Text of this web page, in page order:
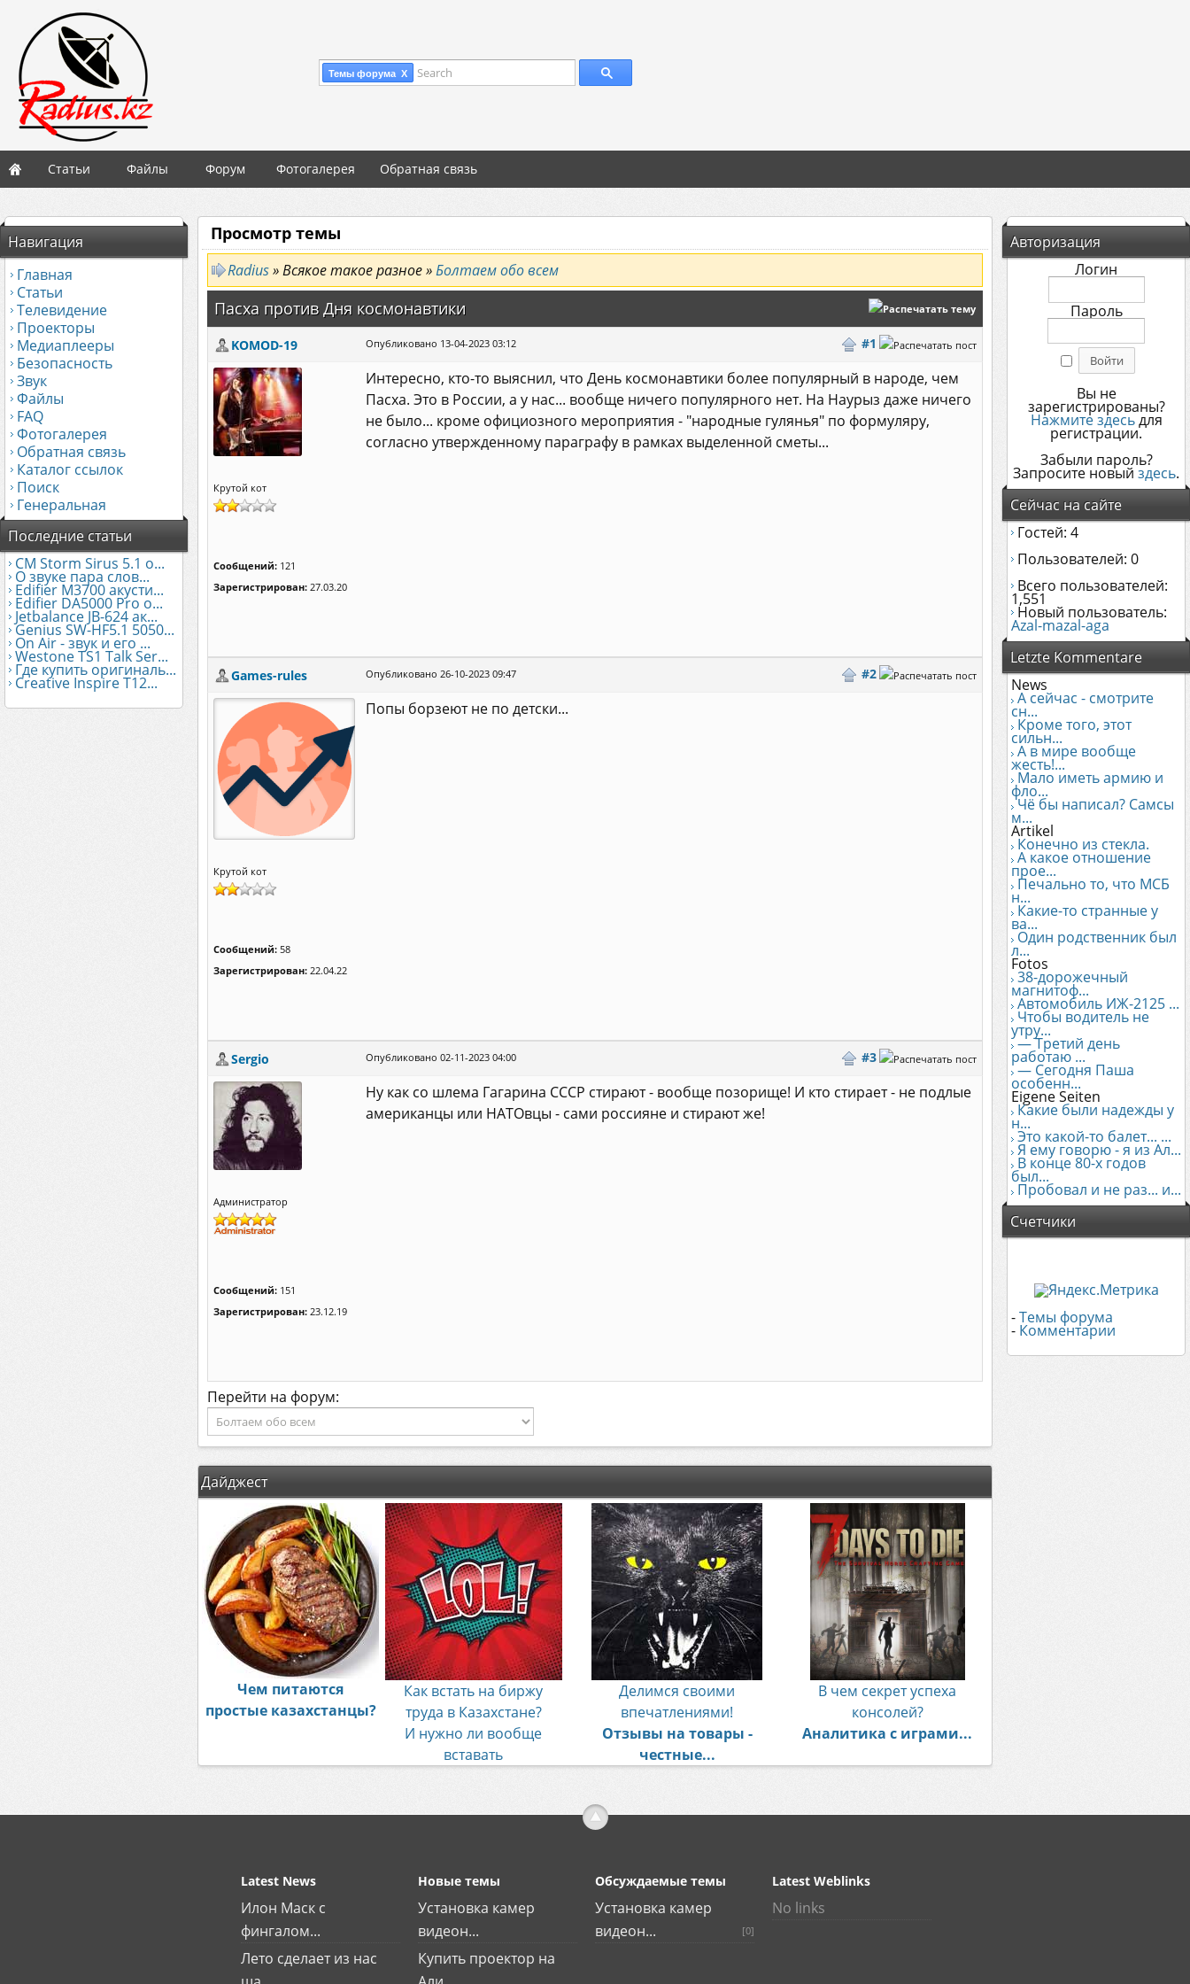
Темы форума X Search
Статьи Файлы Форум Фотогалерея Обратная связь
Навигация
Главная
Статьи
Телевидение
Проекторы
Медиаплееры
Безопасность
Звук
Файлы
FAQ
Фотогалерея
Обратная связь
Каталог ссылок
Поиск
Генеральная
Последние статьи
CM Storm Sirus 5.1 о...
О звуке пара слов...
Edifier М3700 акусти...
Edifier DA5000 Pro о...
Jetbalance JB-624 ак...
Genius SW-HF5.1 5050...
On Air - звук и его ...
Westone TS1 Talk Ser...
Где купить оригиналь...
Creative Inspire T12...
Авторизация
Логин
Пароль
Вы не
зарегистрированы?
Нажмите здесьдля
регистрации.
Забыли пароль?
Запросите новый здесь.
Сейчас на сайте
Гостей: 4
Пользователей: 0
Всего пользователей:
1,551
Новый пользователь:
Azal-mazal-aga
Letzte Kommentare
News
А сейчас - смотрите
сн...
Кроме того, этот
сильн...
А в мире вообще
жесть!...
Мало иметь армию и
фло...
Чё бы написал? Самсы
м...
Artikel
Конечно из стекла.
А какое отношение
прое...
Печально то, что МСБ
н...
Какие-то странные у
ва...
Один родственник был
л...
Fotos
38-дорожечный
магнитоф...
Автомобиль ИЖ-2125 ...
Чтобы водитель не
утру...
— Третий день
работаю ...
— Сегодня Паша
особенн...
Eigene Seiten
Какие были надежды у
н...
Это какой-то балет... ...
Я ему говорю - я из Ал...
В конце 80-х годов
был...
Пробовал и не раз... и...
Счетчики
-Темы форума
- Комментарии
Просмотр темы
Radius» Всякое такое разное »Болтаем обо всем
Пасха против Дня космонавтики
KOMOD-19 #1
Опубликовано 13-04-2023 03:12
Крутой кот
Сообщений: 121
Зарегистрирован: 27.03.20
Интересно, кто-то выяснил, что День космонавтики более популярный в народе, чем
Пасха. Это в России, а у нас... вообще ничего популярного нет. На Наурыз даже ничего
не было... кроме официозного мероприятия - "народные гулянья" по формуляру,
согласно утвержденному параграфу в рамках выделенной сметы...
Games-rules #2
Опубликовано 26-10-2023 09:47
Крутой кот
Сообщений: 58
Зарегистрирован: 22.04.22
Попы борзеют не по детски...
Sergio #3
Опубликовано 02-11-2023 04:00
Администратор
Сообщений: 151
Зарегистрирован: 23.12.19
Ну как со шлема Гагарина СССР стирают - вообще позорище! И кто стирает - не подлые
американцы или НАТОвцы - сами россияне и стирают же!
Перейти на форум:
Дайджест
Чем питаются
простые казахстанцы?
Как встать на биржу
труда в Казахстане?
И нужно ли вообще
вставать
Делимся своими
впечатлениями!
Отзывы на товары -
честные...
В чем секрет успеха
консолей?
Аналитика с играми...
Latest News
Илон Маск с
фингалом...
Лето сделает из нас
Новые темы
Установка камер
видеон...
Купить проектор на
Обсуждаемые темы
Установка камер
видеон...
[0]
Latest Weblinks
No links